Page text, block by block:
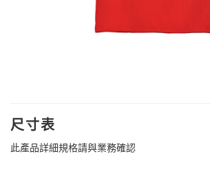
尺寸表
此產品詳細規格請與業務確認